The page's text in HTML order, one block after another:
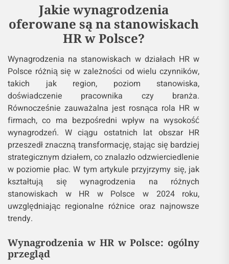
Jakie wynagrodzenia
oferowane są na stanowiskach
HR w Polsce?
Wynagrodzenia na stanowiskach w działach HR w
Polsce różnią się w zależności od wielu czynników,
takich jak region, poziom stanowiska,
doświadczenie pracownika czy branża.
Równocześnie zauważalna jest rosnąca rola HR w
firmach, co ma bezpośredni wpływ na wysokość
wynagrodzeń. W ciągu ostatnich lat obszar HR
przeszedł znaczną transformację, stając się bardziej
strategicznym działem, co znalazło odzwierciedlenie
w poziomie płac. W tym artykule przyjrzymy się, jak
kształtują się wynagrodzenia na różnych
stanowiskach w HR w Polsce w 2024 roku,
uwzględniając regionalne różnice oraz najnowsze
trendy.
Wynagrodzenia w HR w Polsce: ogólny
przegląd